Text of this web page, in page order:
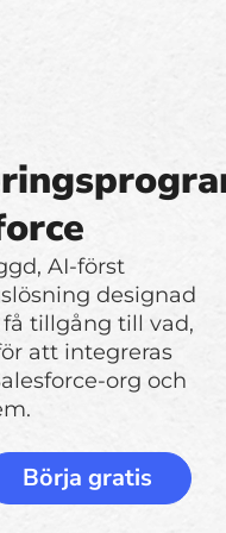
AI-först
designad
tillgång till vad,
att integreras
org och
Börja gratis